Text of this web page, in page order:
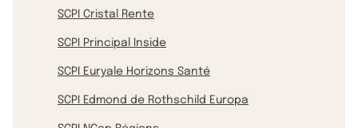
SCPI Cristal Rente
SCPI Principal Inside
SCPI Euryale Horizons Santé
SCPI Edmond de Rothschild Europa